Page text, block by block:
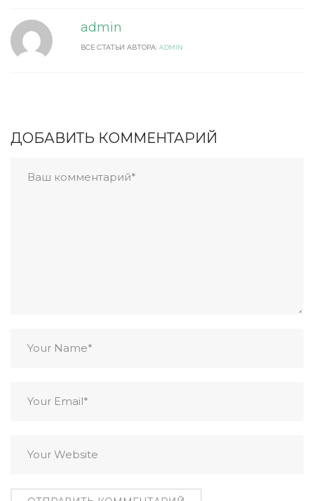
admin
ВСЕ СТАТЬИ АВТОРА: ADMIN
ДОБАВИТЬ КОММЕНТАРИЙ